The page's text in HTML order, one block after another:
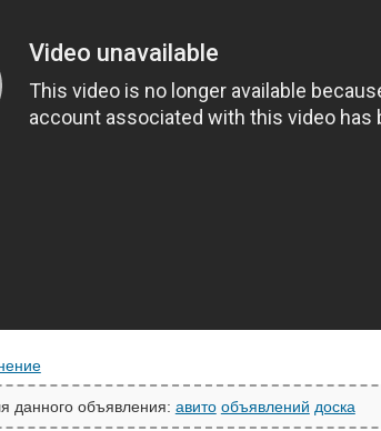
данного объявления: авито объявлений доска